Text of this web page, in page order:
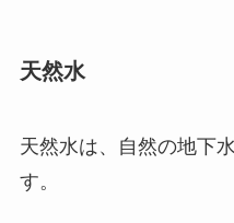
天然水
天然水は、自然の地下
す。